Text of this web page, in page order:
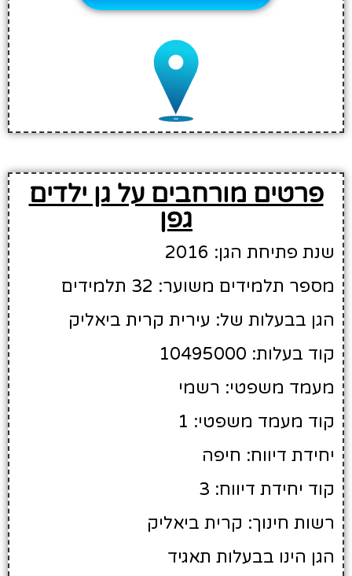
פרטים מורחבים על גן ילדים
גפן
שנת פתיחת הגן: 2016
מספר תלמידים משוער: 32 תלמידים
הגן בבעלות של: עירית קרית ביאליק
קוד בעלות: 10495000
מעמד משפטי: רשמי
קוד מעמד משפטי: 1
יחידת דיווח: חיפה
קוד יחידת דיווח: 3
רשות חינוך: קרית ביאליק
הגן הינו בבעלות תאגיד